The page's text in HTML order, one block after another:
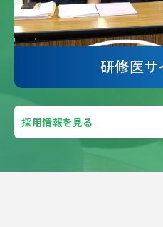
研修医サ
採用情報を見る